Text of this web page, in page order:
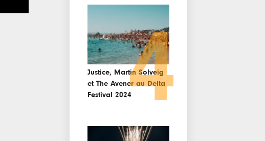
Justice, Martin Solveig
et The Avener au Delta
Festival 20244